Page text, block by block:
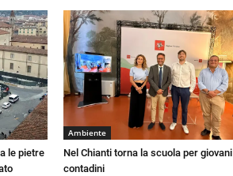
le pietre
Ambiente
Nel Chianti torna la scuola per giovani
contadini